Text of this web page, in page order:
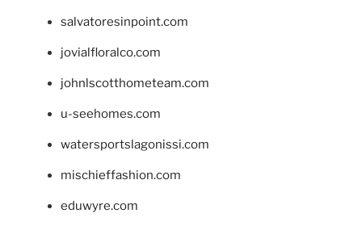
salvatoresinpoint.com
jovialfloralco.com
johnlscotthometeam.com
u-seehomes.com
watersportslagonissi.com
mischieffashion.com
eduwyre.com